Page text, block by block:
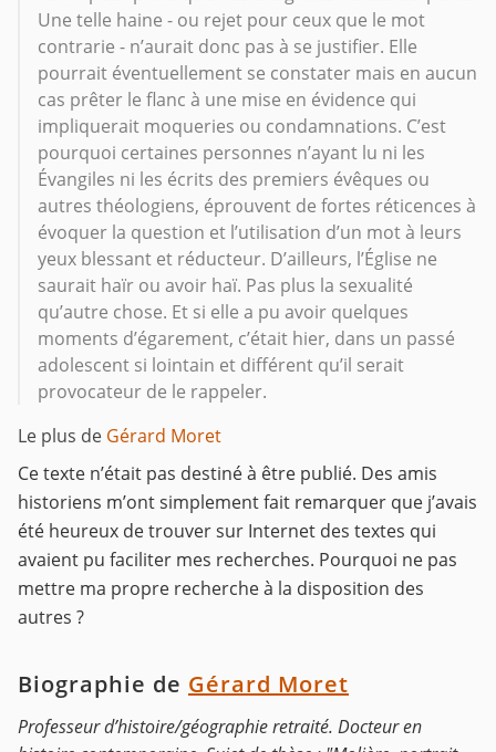
Une telle haine - ou rejet pour ceux que le mot
contrarie - n’aurait donc pas à se justifier. Elle
pourrait éventuellement se constater mais en aucun
cas prêter le flanc à une mise en évidence qui
impliquerait moqueries ou condamnations. C’est
pourquoi certaines personnes n’ayant lu ni les
Évangiles ni les écrits des premiers évêques ou
autres théologiens, éprouvent de fortes réticences à
évoquer la question et l’utilisation d’un mot à leurs
yeux blessant et réducteur. D’ailleurs, l’Église ne
saurait haïr ou avoir haï. Pas plus la sexualité
qu’autre chose. Et si elle a pu avoir quelques
moments d’égarement, c’était hier, dans un passé
adolescent si lointain et différent qu’il serait
provocateur de le rappeler.
Le plus de Gérard Moret
Ce texte n’était pas destiné à être publié. Des amis
historiens m’ont simplement fait remarquer que j’avais
été heureux de trouver sur Internet des textes qui
avaient pu faciliter mes recherches. Pourquoi ne pas
mettre ma propre recherche à la disposition des
autres ?
Biographie de Gérard Moret
Professeur d’histoire/géographie retraité. Docteur en